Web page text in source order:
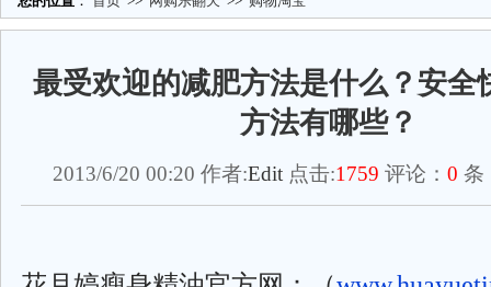
最受欢迎的减肥方法是什么？安全
方法有哪些？
2013/6/20 00:20 作者:Edit 点击:1759 评论： 0 条